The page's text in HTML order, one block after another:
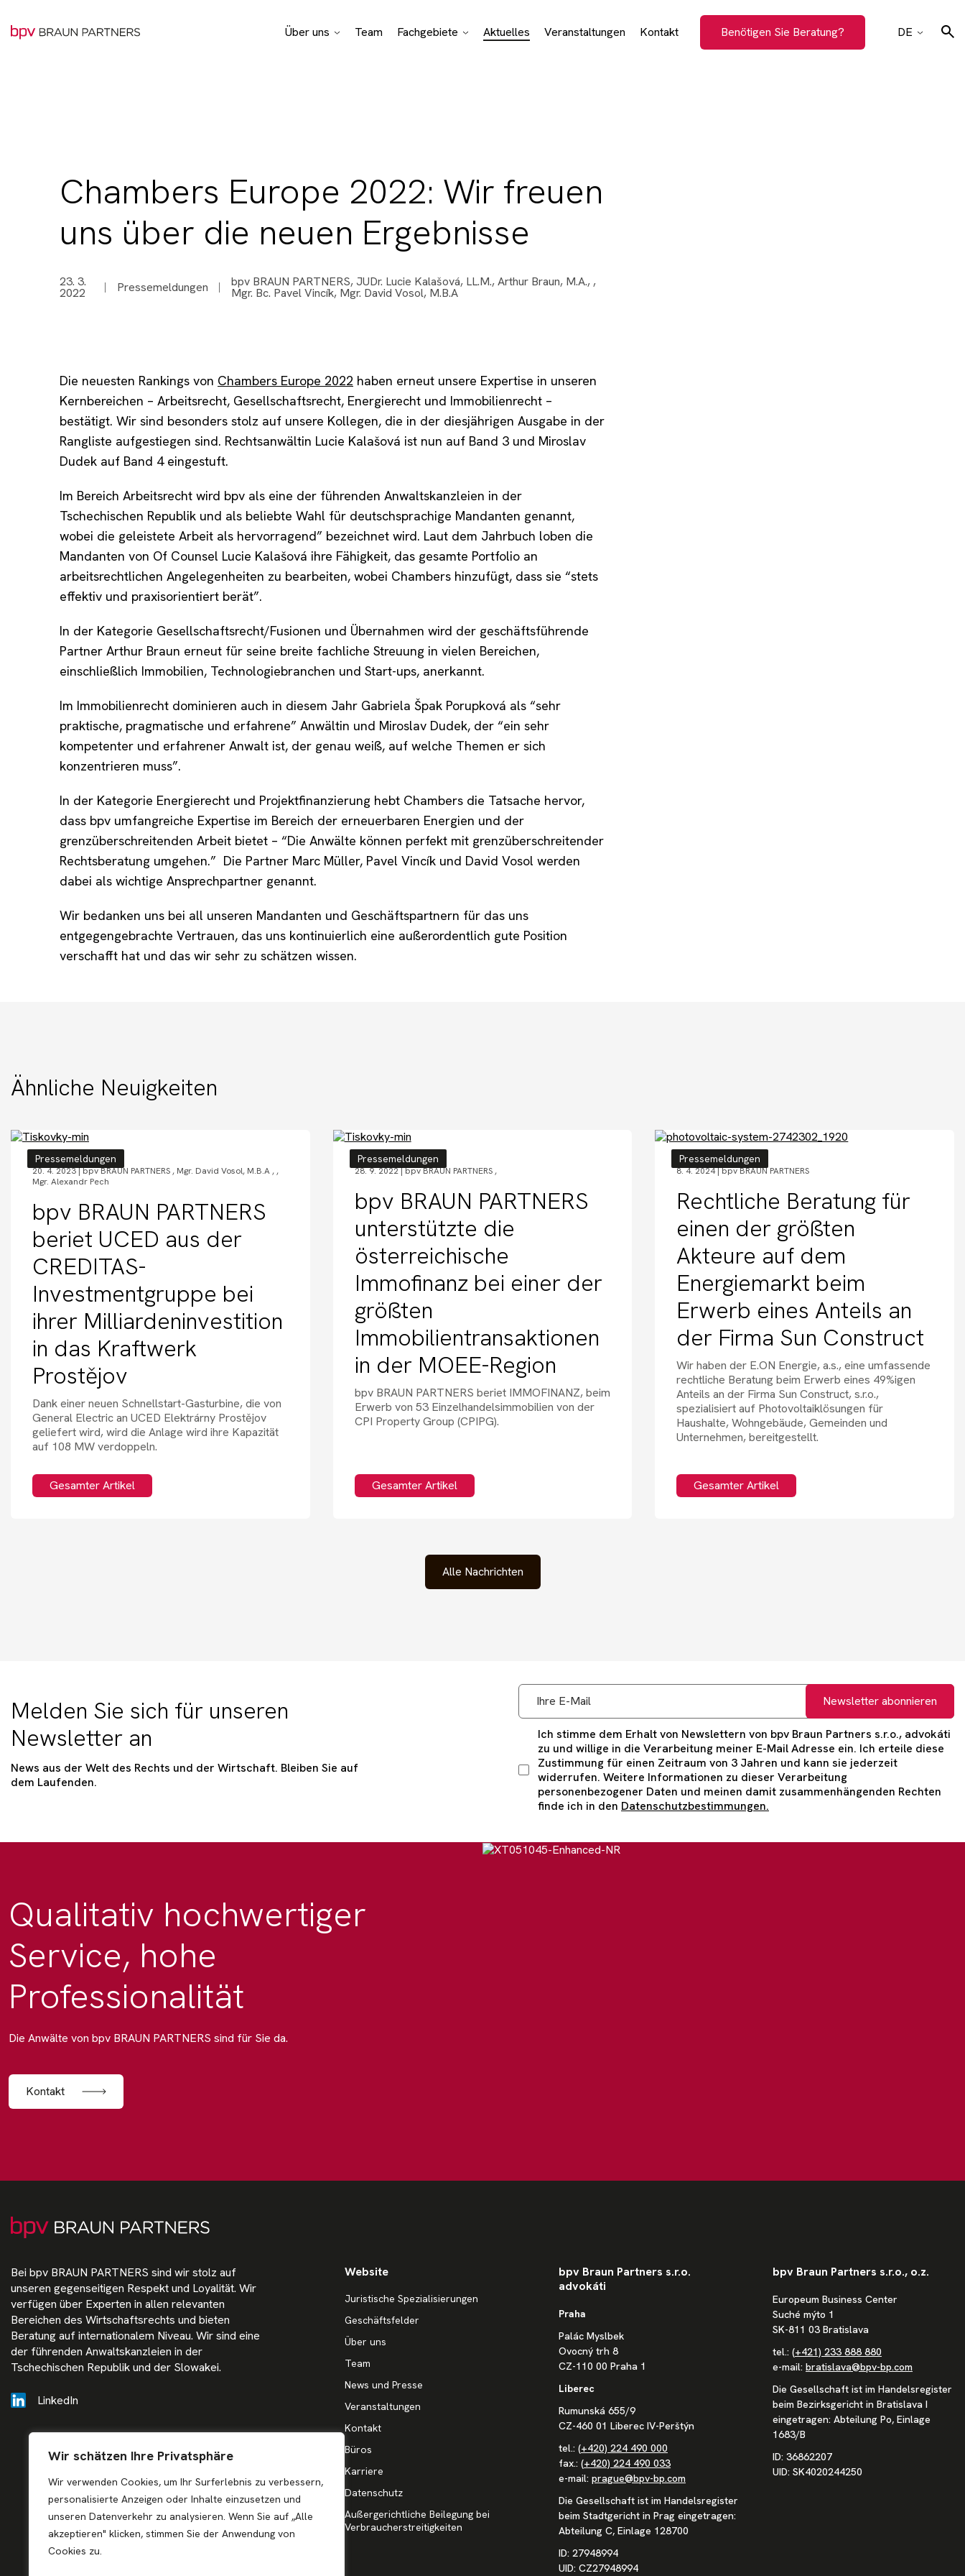
Wir schätzen Ihre Privatsphäre
Wir verwenden Cookies, um Ihr Surferlebnis zu verbessern,
personalisierte Anzeigen oder Inhalte einzusetzen und
unseren Datenverkehr zu analysieren. Wenn Sie auf „Alle
akzeptieren" klicken, stimmen Sie der Anwendung von
Cookies zu.
Über uns
Team
Fachgebiete
Aktuelles Veranstaltungen Kontakt Benötigen Sie Beratung?
DE
Chambers Europe 2022: Wir freuen
uns über die neuen Ergebnisse
23. 3.
2022 Pressemeldungen bpv BRAUN PARTNERS,JUDr. Lucie Kalašová, LL.M.,Arthur Braun, M.A., ,
Mgr. Bc. Pavel Vincík, Mgr. David Vosol, M.B.A
Die neuesten Rankings von Chambers Europe 2022 haben erneut unsere Expertise in unseren
Kernbereichen – Arbeitsrecht, Gesellschaftsrecht, Energierecht und Immobilienrecht –
bestätigt. Wir sind besonders stolz auf unsere Kollegen, die in der diesjährigen Ausgabe in der
Rangliste aufgestiegen sind. Rechtsanwältin Lucie Kalašová ist nun auf Band 3 und Miroslav
Dudek auf Band 4 eingestuft.
Im Bereich Arbeitsrecht wird bpv als eine der führenden Anwaltskanzleien in der
Tschechischen Republik und als beliebte Wahl für deutschsprachige Mandanten genannt,
wobei die geleistete Arbeit als hervorragend” bezeichnet wird. Laut dem Jahrbuch loben die
Mandanten von Of Counsel Lucie Kalašová ihre Fähigkeit, das gesamte Portfolio an
arbeitsrechtlichen Angelegenheiten zu bearbeiten, wobei Chambers hinzufügt, dass sie “stets
effektiv und praxisorientiert berät”.
In der Kategorie Gesellschaftsrecht/Fusionen und Übernahmen wird der geschäftsführende
Partner Arthur Braun erneut für seine breite fachliche Streuung in vielen Bereichen,
einschließlich Immobilien, Technologiebranchen und Start-ups, anerkannt.
Im Immobilienrecht dominieren auch in diesem Jahr Gabriela Špak Porupková als “sehr
praktische, pragmatische und erfahrene” Anwältin und Miroslav Dudek, der “ein sehr
kompetenter und erfahrener Anwalt ist, der genau weiß, auf welche Themen er sich
konzentrieren muss”.
In der Kategorie Energierecht und Projektfinanzierung hebt Chambers die Tatsache hervor,
dass bpv umfangreiche Expertise im Bereich der erneuerbaren Energien und der
grenzüberschreitenden Arbeit bietet – “Die Anwälte können perfekt mit grenzüberschreitender
Rechtsberatung umgehen.” Die Partner Marc Müller, Pavel Vincík und David Vosol werden
dabei als wichtige Ansprechpartner genannt.
Wir bedanken uns bei all unseren Mandanten und Geschäftspartnern für das uns
entgegengebrachte Vertrauen, das uns kontinuierlich eine außerordentlich gute Position
verschafft hat und das wir sehr zu schätzen wissen.
Ähnliche Neuigkeiten
Pressemeldungen
20. 4. 2023 |bpv BRAUN PARTNERS , Mgr. David Vosol, M.B.A , ,
Mgr. Alexandr Pech
bpv BRAUN PARTNERS
beriet UCED aus der
CREDITAS-
Investmentgruppe bei
ihrer Milliardeninvestition
in das Kraftwerk
Prostějov
Dank einer neuen Schnellstart-Gasturbine, die von
General Electric an UCED Elektrárny Prostějov
geliefert wird, wird die Anlage wird ihre Kapazität
auf 108 MW verdoppeln.
Gesamter Artikel
Pressemeldungen
28. 9. 2022 |bpv BRAUN PARTNERS,
bpv BRAUN PARTNERS
unterstützte die
österreichische
Immofinanz bei einer der
größten
Immobilientransaktionen
in der MOEE-Region
bpv BRAUN PARTNERS beriet IMMOFINANZ, beim
Erwerb von 53 Einzelhandelsimmobilien von der
CPI Property Group (CPIPG).
Gesamter Artikel
Pressemeldungen
8. 4. 2024 |bpv BRAUN PARTNERS
Rechtliche Beratung für
einen der größten
Akteure auf dem
Energiemarkt beim
Erwerb eines Anteils an
der Firma Sun Construct
Wir haben der E.ON Energie, a.s., eine umfassende
rechtliche Beratung beim Erwerb eines 49%igen
Anteils an der Firma Sun Construct, s.r.o.,
spezialisiert auf Photovoltaiklösungen für
Haushalte, Wohngebäude, Gemeinden und
Unternehmen, bereitgestellt.
Gesamter Artikel
Alle Nachrichten
Melden Sie sich für unseren
Newsletter an
News aus der Welt des Rechts und der Wirtschaft. Bleiben Sie auf
dem Laufenden.
Ich stimme dem Erhalt von Newslettern von bpv Braun Partners s.r.o., advokáti
zu und willige in die Verarbeitung meiner E-Mail Adresse ein. Ich erteile diese
Zustimmung für einen Zeitraum von 3 Jahren und kann sie jederzeit
widerrufen. Weitere Informationen zu dieser Verarbeitung
personenbezogener Daten und meinen damit zusammenhängenden Rechten
finde ich in den Datenschutzbestimmungen.
Newsletter abonnieren
Qualitativ hochwertiger
Service, hohe
Professionalität
Die Anwälte von bpv BRAUN PARTNERS sind für Sie da.
Kontakt
Bei bpv BRAUN PARTNERS sind wir stolz auf
unseren gegenseitigen Respekt und Loyalität. Wir
verfügen über Experten in allen relevanten
Bereichen des Wirtschaftsrechts und bieten
Beratung auf internationalem Niveau. Wir sind eine
der führenden Anwaltskanzleien in der
Tschechischen Republik und der Slowakei.
LinkedIn
Website
Juristische Spezialisierungen
Geschäftsfelder
Über uns
Team
News und Presse
Veranstaltungen
Kontakt
Büros
Karriere
Datenschutz
Außergerichtliche Beilegung bei
Verbraucherstreitigkeiten
bpv Braun Partners s.r.o.
advokáti
Praha
Palác Myslbek
Ovocný trh 8
CZ-110 00 Praha 1
Liberec
Rumunská 655/9
CZ-460 01 Liberec IV-Perštýn
tel.: (+420) 224 490 000
fax.: (+420) 224 490 033
e-mail: prague@bpv-bp.com
Die Gesellschaft ist im Handelsregister
beim Stadtgericht in Prag eingetragen:
Abteilung C, Einlage 128700
ID: 27948994
UID: CZ27948994
bpv Braun Partners s.r.o., o.z.
Europeum Business Center
Suché mýto 1
SK-811 03 Bratislava
tel.: (+421) 233 888 880
e-mail: bratislava@bpv-bp.com
Die Gesellschaft ist im Handelsregister
beim Bezirksgericht in Bratislava I
eingetragen: Abteilung Po, Einlage
1683/B
ID: 36862207
UID: SK4020244250